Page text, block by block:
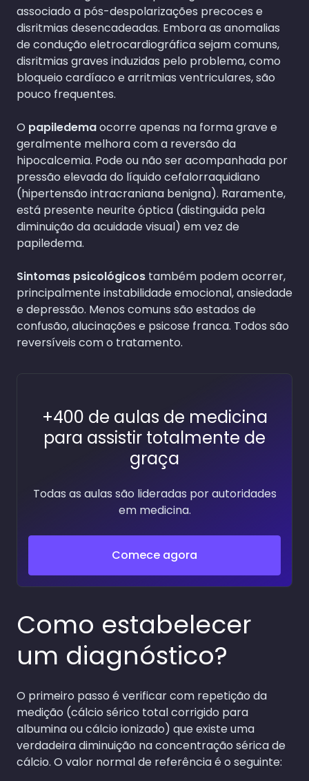
associado a pós-despolarizações precoces e
disritmias desencadeadas. Embora as anomalias
de condução eletrocardiográfica sejam comuns,
disritmias graves induzidas pelo problema, como
bloqueio cardíaco e arritmias ventriculares, são
pouco frequentes.
O papiledemaocorre apenas na forma grave e
geralmente melhora com a reversão da
hipocalcemia. Pode ou não ser acompanhada por
pressão elevada do líquido cefalorraquidiano
(hipertensão intracraniana benigna). Raramente,
está presente neurite óptica (distinguida pela
diminuição da acuidade visual) em vez de
papiledema.
Sintomas psicológicos também podem ocorrer,
principalmente instabilidade emocional, ansiedade
e depressão. Menos comuns são estados de
confusão, alucinações e psicose franca. Todos são
reversíveis com o tratamento.
+400 de aulas de medicina
para assistir totalmente de
graça
Todas as aulas são lideradas por autoridades
em medicina.
Comece agora
Como estabelecer
um diagnóstico?
O primeiro passo é verificar com repetição da
medição (cálcio sérico total corrigido para
albumina ou cálcio ionizado) que existe uma
verdadeira diminuição na concentração sérica de
cálcio. O valor normal de referência é o seguinte: